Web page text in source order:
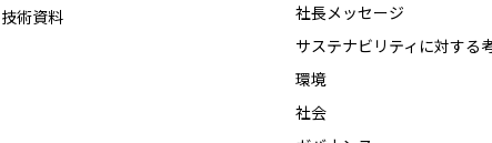
技術資料
社長メッセージ
サステナビリティに対する
環境
社会